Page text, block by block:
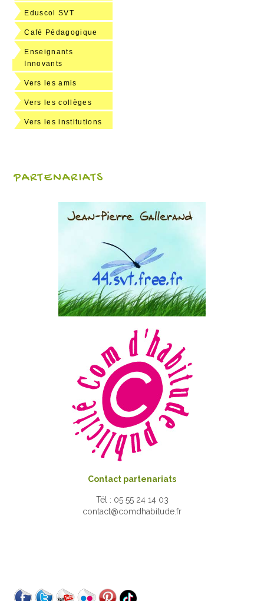
Eduscol SVT
Café Pédagogique
Enseignants
Innovants
Vers les amis
Vers les collèges
Vers les institutions
PARTENARIATS
Contact partenariats
Tél : 05 55 24 14 03
contact@comdhabitude.fr